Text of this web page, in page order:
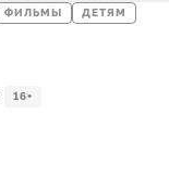
ФИЛЬМЫ ДЕТЯМ
16+